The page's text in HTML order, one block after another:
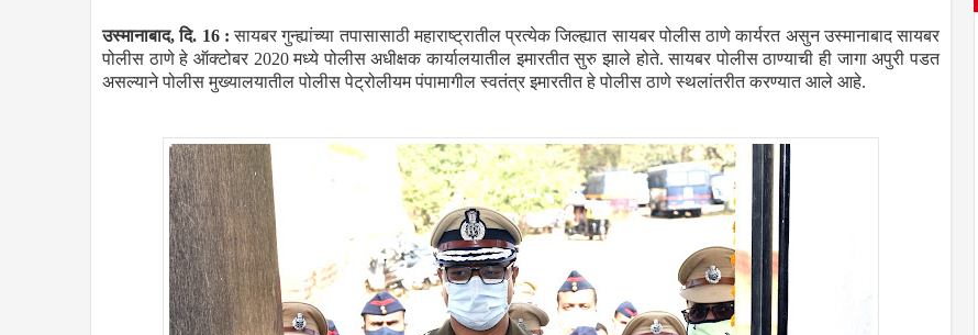
उस्मानाबाद, दि. 16 : सायबर गुन्ह्यांच्या तपासासाठी महाराष्ट्रातील प्रत्येक जिल्ह्यात सायबर पोलीस ठाणे कार्यरत असुन उस्मानाबाद सायबर
पोलीस ठाणे हे ऑक्टोबर 2020 मध्ये पोलीस अधीक्षक कार्यालयातील इमारतीत सुरु झाले होते. सायबर पोलीस ठाण्याची ही जागा अपुरी पडत
असल्याने पोलीस मुख्यालयातील पोलीस पेट्रोलीयम पंपामागील स्वतंत्र इमारतीत हे पोलीस ठाणे स्थलांतरीत करण्यात आले आहे.